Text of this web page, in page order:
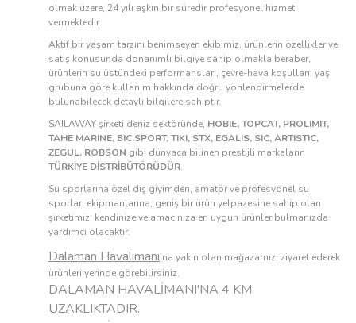
olmak üzere, 24 yılı aşkın bir süredir profesyonel hizmet
vermektedir.
Aktif bir yaşam tarzını benimseyen ekibimiz, ürünlerin özellikler ve
satış konusunda donanımlı bilgiye sahip olmakla beraber,
ürünlerin su üstündeki performansları, çevre-hava koşulları, yaş
grubuna göre kullanım hakkında doğru yönlendirmelerde
bulunabilecek detaylı bilgilere sahiptir.
SAILAWAY şirketi deniz sektöründe, HOBIE, TOPCAT, PROLIMIT,
TAHE MARINE, BIC SPORT, TIKI, STX, EGALIS, SIC, ARTISTIC,
ZEGUL, ROBSON gibi dünyaca bilinen prestijli markaların
TÜRKİYE DİSTRİBÜTÖRÜDÜR.
Su sporlarına özel dış giyimden, amatör ve profesyonel su
sporları ekipmanlarına, geniş bir ürün yelpazesine sahip olan
şirketimiz, kendinize ve amacınıza en uygun ürünler bulmanızda
yardımcı olacaktır.
Dalaman Havalimanı’na yakın olan mağazamızı ziyaret ederek
ürünleri yerinde görebilirsiniz.
DALAMAN HAVALİMANI'NA 4 KM
UZAKLIKTADIR.